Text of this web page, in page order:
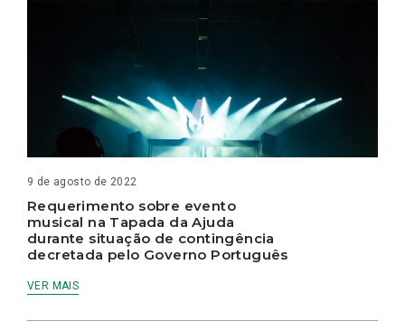
9 de agosto de 2022
Requerimento sobre evento
musical na Tapada da Ajuda
durante situação de contingência
decretada pelo Governo Português
VER MAIS